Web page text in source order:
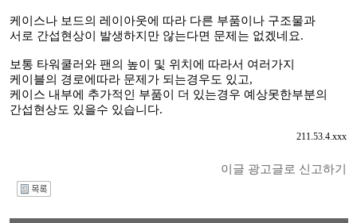
케이스나 보드의 레이아웃에 따라 다른 부품이나 구조물과
서로 간섭현상이 발생하지만 않는다면 문제는 없겠네요.
보통 타워쿨러와 팬의 높이 및 위치에 따라서 여러가지
케이블의 경로에따라 문제가 되는경우도 있고,
케이스 내부에 추가적인 부품이 더 있는경우 예상못한부분의
간섭현상도 있을수 있습니다.
211.53.4.xxx
이글 광고글로 신고하기